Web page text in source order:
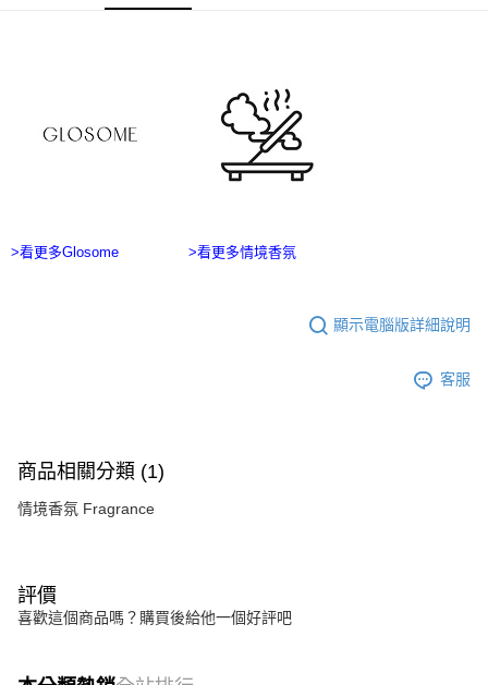
「AFTEE先享後付」，若未經同意申辦者引起之損失，本公司不負相關責
５．嚴禁一人註冊多個帳號或使用他人資訊註冊。若發現惡意使用之情形，
恩沛科技股份有限公司將有權停止該用戶之使用額度並採取法律行動。
>看更多Glosome >看更多情境香氛
顯示電腦版詳細說明
客服
商品相關分類 (1)
情境香氛 Fragrance
評價
喜歡這個商品嗎？購買後給他一個好評吧